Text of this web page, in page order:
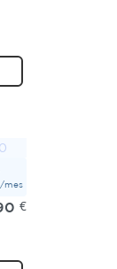
/mes
€